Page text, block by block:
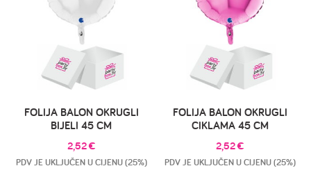
FOLIJA BALON OKRUGLI
BIJELI 45 CM
2,52€
PDV JE UKLJUČEN U CIJENU (25%)
FOLIJA BALON OKRUGLI
CIKLAMA 45 CM
2,52€
PDV JE UKLJUČEN U CIJENU (25%)